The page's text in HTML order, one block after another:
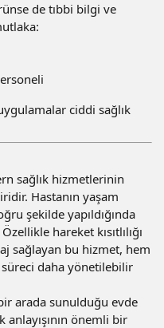
de tıbbi bilgi ve
ciddi sağlık
sağlık hizmetlerinin
Hastanın yaşam
şekilde yapıldığında
hareket kısıtlılığı
sağlayan bu hizmet, hem
süreci daha yönetilebilir
arada sunulduğu evde
anlayışının önemli bir